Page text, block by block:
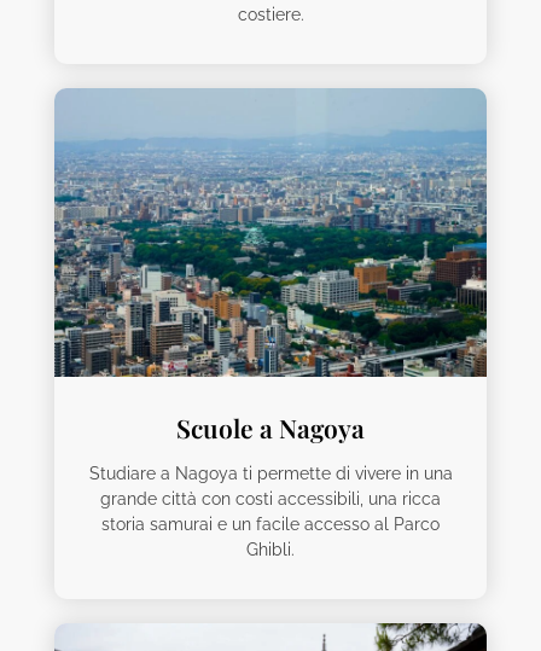
costiere.
Scuole a Nagoya
Studiare a Nagoya ti permette di vivere in una
grande città con costi accessibili, una ricca
storia samurai e un facile accesso al Parco
Ghibli.